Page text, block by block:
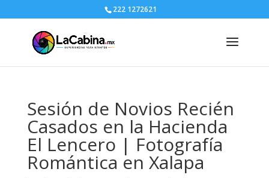
222 1272621
Sesión de Novios Recién
Casados en la Hacienda
El Lencero | Fotografía
Romántica en Xalapa